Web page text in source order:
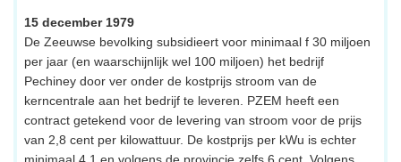
15 december 1979
De Zeeuwse bevolking subsidieert voor minimaal f 30 miljoen
per jaar (en waarschijnlijk wel 100 miljoen) het bedrijf
Pechiney door ver onder de kostprijs stroom van de
kerncentrale aan het bedrijf te leveren. PZEM heeft een
contract getekend voor de levering van stroom voor de prijs
van 2,8 cent per kilowattuur. De kostprijs per kWu is echter
minimaal 4,1 en volgens de provincie zelfs 6 cent. Volgens